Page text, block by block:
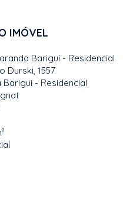
IMÓVEL
Barigui - Residencial
Durski, 1557
Barigui - Residencial